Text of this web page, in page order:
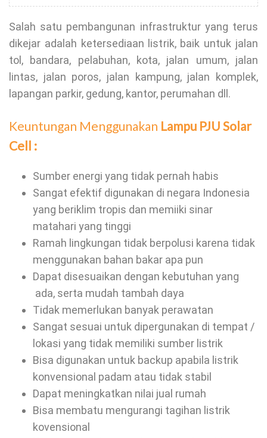
Salah satu pembangunan infrastruktur yang terus
dikejar adalah ketersediaan listrik, baik untuk jalan
tol, bandara, pelabuhan, kota, jalan umum, jalan
lintas, jalan poros, jalan kampung, jalan komplek,
lapangan parkir, gedung, kantor, perumahan dll.
Keuntungan Menggunakan Lampu PJU Solar
Cell :
Sumber energi yang tidak pernah habis
Sangat efektif digunakan di negara Indonesia
yang beriklim tropis dan memiiki sinar
matahari yang tinggi
Ramah lingkungan tidak berpolusi karena tidak
menggunakan bahan bakar apa pun
Dapat disesuaikan dengan kebutuhan yang
ada, serta mudah tambah daya
Tidak memerlukan banyak perawatan
Sangat sesuai untuk dipergunakan di tempat /
lokasi yang tidak memiliki sumber listrik
Bisa digunakan untuk backup apabila listrik
konvensional padam atau tidak stabil
Dapat meningkatkan nilai jual rumah
Bisa membatu mengurangi tagihan listrik
kovensional